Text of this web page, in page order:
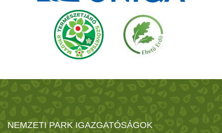
NEMZETI PARK IGAZGATÓSÁGOK